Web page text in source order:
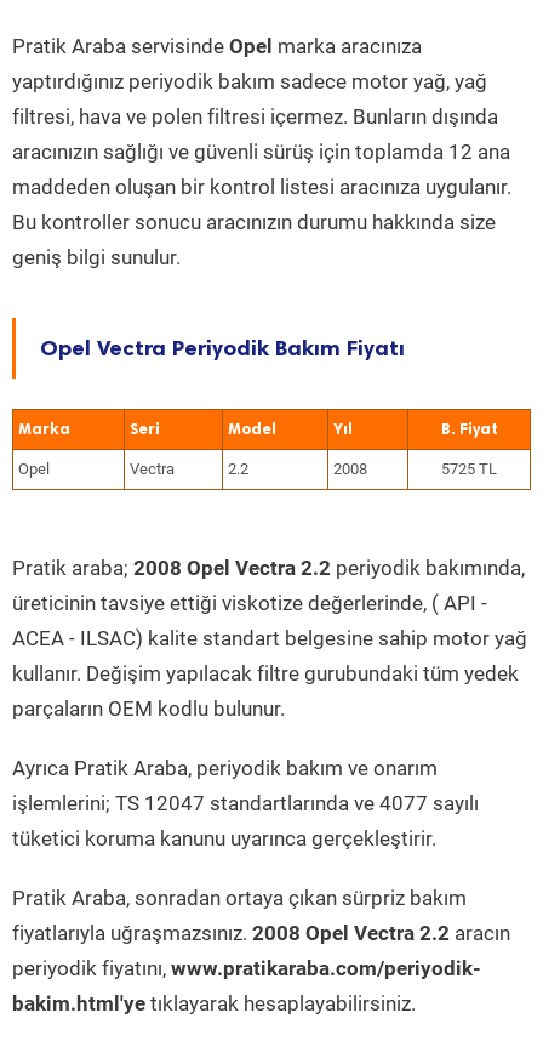
Pratik Araba servisinde Opel marka aracınıza
yaptırdığınız periyodik bakım sadece motor yağ, yağ
filtresi, hava ve polen filtresi içermez. Bunların dışında
aracınızın sağlığı ve güvenli sürüş için toplamda 12 ana
maddeden oluşan bir kontrol listesi aracınıza uygulanır.
Bu kontroller sonucu aracınızın durumu hakkında size
geniş bilgi sunulur.
Opel Vectra Periyodik Bakım Fiyatı
Marka Seri Model Yıl
Opel Vectra 2.2 2008 5725 TL
Pratik araba; 2008 Opel Vectra 2.2 periyodik bakımında,
üreticinin tavsiye ettiği viskotize değerlerinde, ( API -
ACEA - ILSAC) kalite standart belgesine sahip motor yağ
kullanır. Değişim yapılacak filtre gurubundaki tüm yedek
parçaların OEM kodlu bulunur.
Ayrıca Pratik Araba, periyodik bakım ve onarım
işlemlerini; TS 12047 standartlarında ve 4077 sayılı
tüketici koruma kanunu uyarınca gerçekleştirir.
Pratik Araba, sonradan ortaya çıkan sürpriz bakım
fiyatlarıyla uğraşmazsınız. 2008 Opel Vectra 2.2 aracın
periyodik fiyatını, www.pratikaraba.com/periyodik-
bakim.html'ye tıklayarak hesaplayabilirsiniz.